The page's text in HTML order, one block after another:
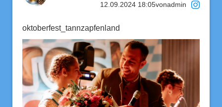
12.09.2024 18:05vonadmin
oktoberfest_tannzapfenland